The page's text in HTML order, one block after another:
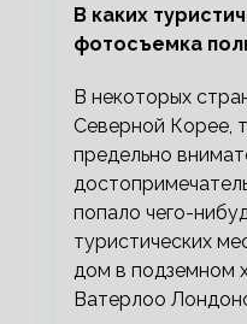
В каких
фотосъемка
В некоторых
Северной Корее,
предельно
попало чего-
туристических
дом в подземном
Ватерлоо